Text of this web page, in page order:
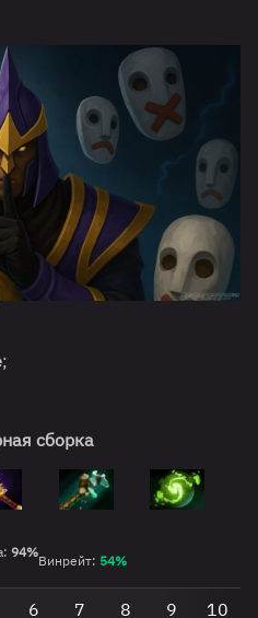
;
сборка
94%
Винрейт: 54%
6 7 8 9 10